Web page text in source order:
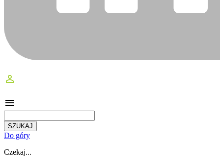
perm_identity
menu
Do góry
Czekaj...